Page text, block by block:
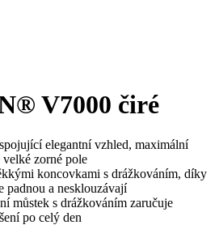
V7000 čiré
elegantní vzhled, maximální
zorné pole
koncovkami s drážkováním, díky
padnou a nesklouzávají
můstek s drážkováním zaručuje
po celý den